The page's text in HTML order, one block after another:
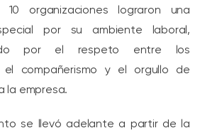
10 organizaciones lograron una
por su ambiente laboral,
por el respeto entre los
el compañerismo y el orgullo de
la empresa.
se llevó adelante a partir de la